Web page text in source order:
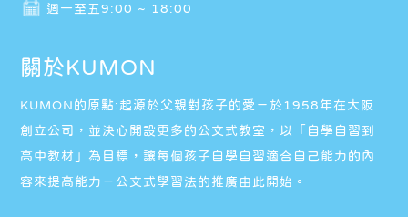
週一至五9:00 ~ 18:00
關於KUMON
KUMON的原點:起源於父親對孩子的愛－於1958年在大阪
創立公司，並決心開設更多的公文式教室，以「自學自習到
高中教材」為目標，讓每個孩子自學自習適合自己能力的內
容來提高能力－公文式學習法的推廣由此開始。